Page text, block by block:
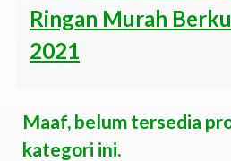
Ringan Murah
2021
Maaf, belum tersedia
kategori ini.